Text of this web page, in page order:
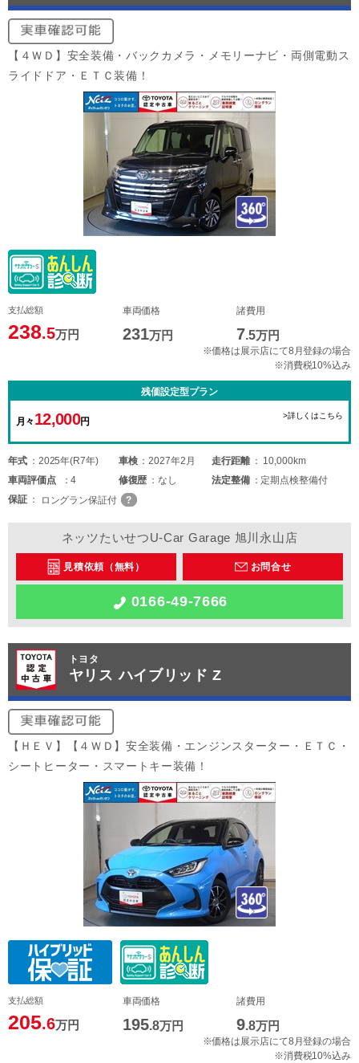
【４ＷＤ】安全装備・バックカメラ・メモリーナビ・両側電動ス
ライドドア・ＥＴＣ装備！
支払総額
238.5万円
車両価格
231万円
諸費用
7.5万円
※価格は展示店にて8月登録の場合
※消費税10%込み
残価設定型プラン
月々 12,000円
>詳しくはこちら
年式 2025年(R7年) 車検 2027年2月 走行距離
10,000km
車両評価点 4 修復歴 なし 法定整備
定期点検整備付
保証
ロングラン保証付
ネッツたいせつU-Car Garage 旭川永山店
見積依頼（無料） お問合せ
0166-49-7666
トヨタ
ヤリス ハイブリッド Z
【ＨＥＶ】【４ＷＤ】安全装備・エンジンスターター・ＥＴＣ・
シートヒーター・スマートキー装備！
支払総額
205.6万円
車両価格
195.8万円
諸費用
9.8万円
※価格は展示店にて8月登録の場合
※消費税10%込み